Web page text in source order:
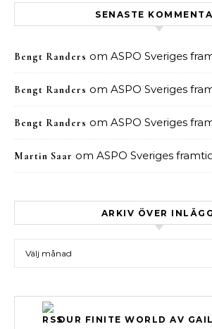
SENASTE
Bengt Randers om ASPO Sveriges
Bengt Randers om ASPO Sveriges
Bengt Randers om ASPO Sveriges
Martin Saar om ASPO Sveriges
ARKIV ÖVER INLÄGG
OUR FINITE WORLD AV